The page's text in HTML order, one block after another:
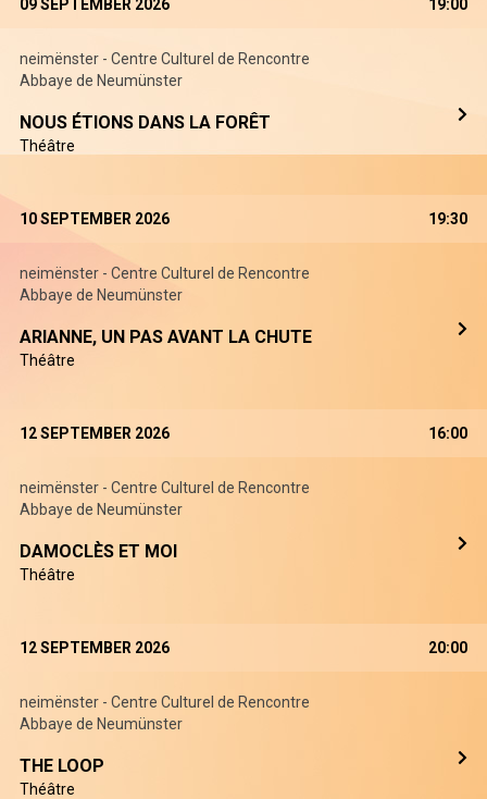
09 SEPTEMBER 2026 19:00
neimënster - Centre Culturel de Rencontre
Abbaye de Neumünster
NOUS ÉTIONS DANS LA FORÊT
Théâtre
10 SEPTEMBER 2026 19:30
neimënster - Centre Culturel de Rencontre
Abbaye de Neumünster
ARIANNE, UN PAS AVANT LA CHUTE
Théâtre
12 SEPTEMBER 2026 16:00
neimënster - Centre Culturel de Rencontre
Abbaye de Neumünster
DAMOCLÈS ET MOI
Théâtre
12 SEPTEMBER 2026 20:00
neimënster - Centre Culturel de Rencontre
Abbaye de Neumünster
THE LOOP
Théâtre